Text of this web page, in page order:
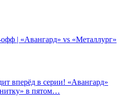
| «Авангард» vs «Металлург»
вперёд в серии! «Авангард»
в пятом…